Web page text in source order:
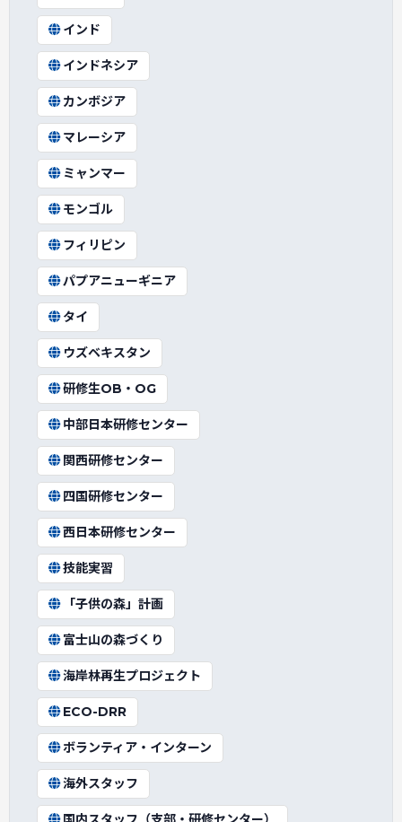
インド
インドネシア
カンボジア
マレーシア
ミャンマー
モンゴル
フィリピン
パプアニューギニア
タイ
ウズベキスタン
研修生OB・OG
中部日本研修センター
関西研修センター
四国研修センター
西日本研修センター
技能実習
「子供の森」計画
富士山の森づくり
海岸林再生プロジェクト
ECO-DRR
ボランティア・インターン
海外スタッフ